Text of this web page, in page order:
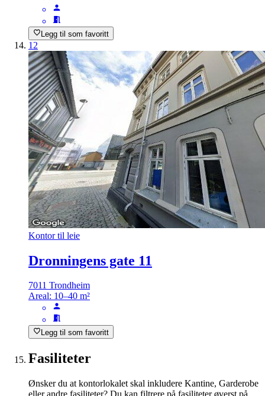
Legg til som favoritt
12
Kontor til leie
Dronningens gate 11
7011 Trondheim
Areal: 10–40 m²
Legg til som favoritt
Fasiliteter
Ønsker du at kontorlokalet skal inkludere Kantine, Garderobe
eller andre fasiliteter? Du kan filtrere på fasiliteter øverst på